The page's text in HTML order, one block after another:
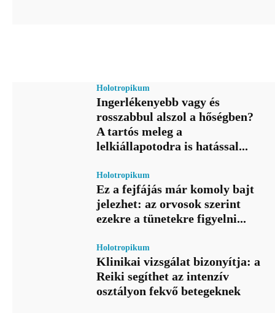
Holotropikum
Ingerlékenyebb vagy és
rosszabbul alszol a hőségben?
A tartós meleg a
lelkiállapotodra is hatással...
Holotropikum
Ez a fejfájás már komoly bajt
jelezhet: az orvosok szerint
ezekre a tünetekre figyelni...
Holotropikum
Klinikai vizsgálat bizonyítja: a
Reiki segíthet az intenzív
osztályon fekvő betegeknek